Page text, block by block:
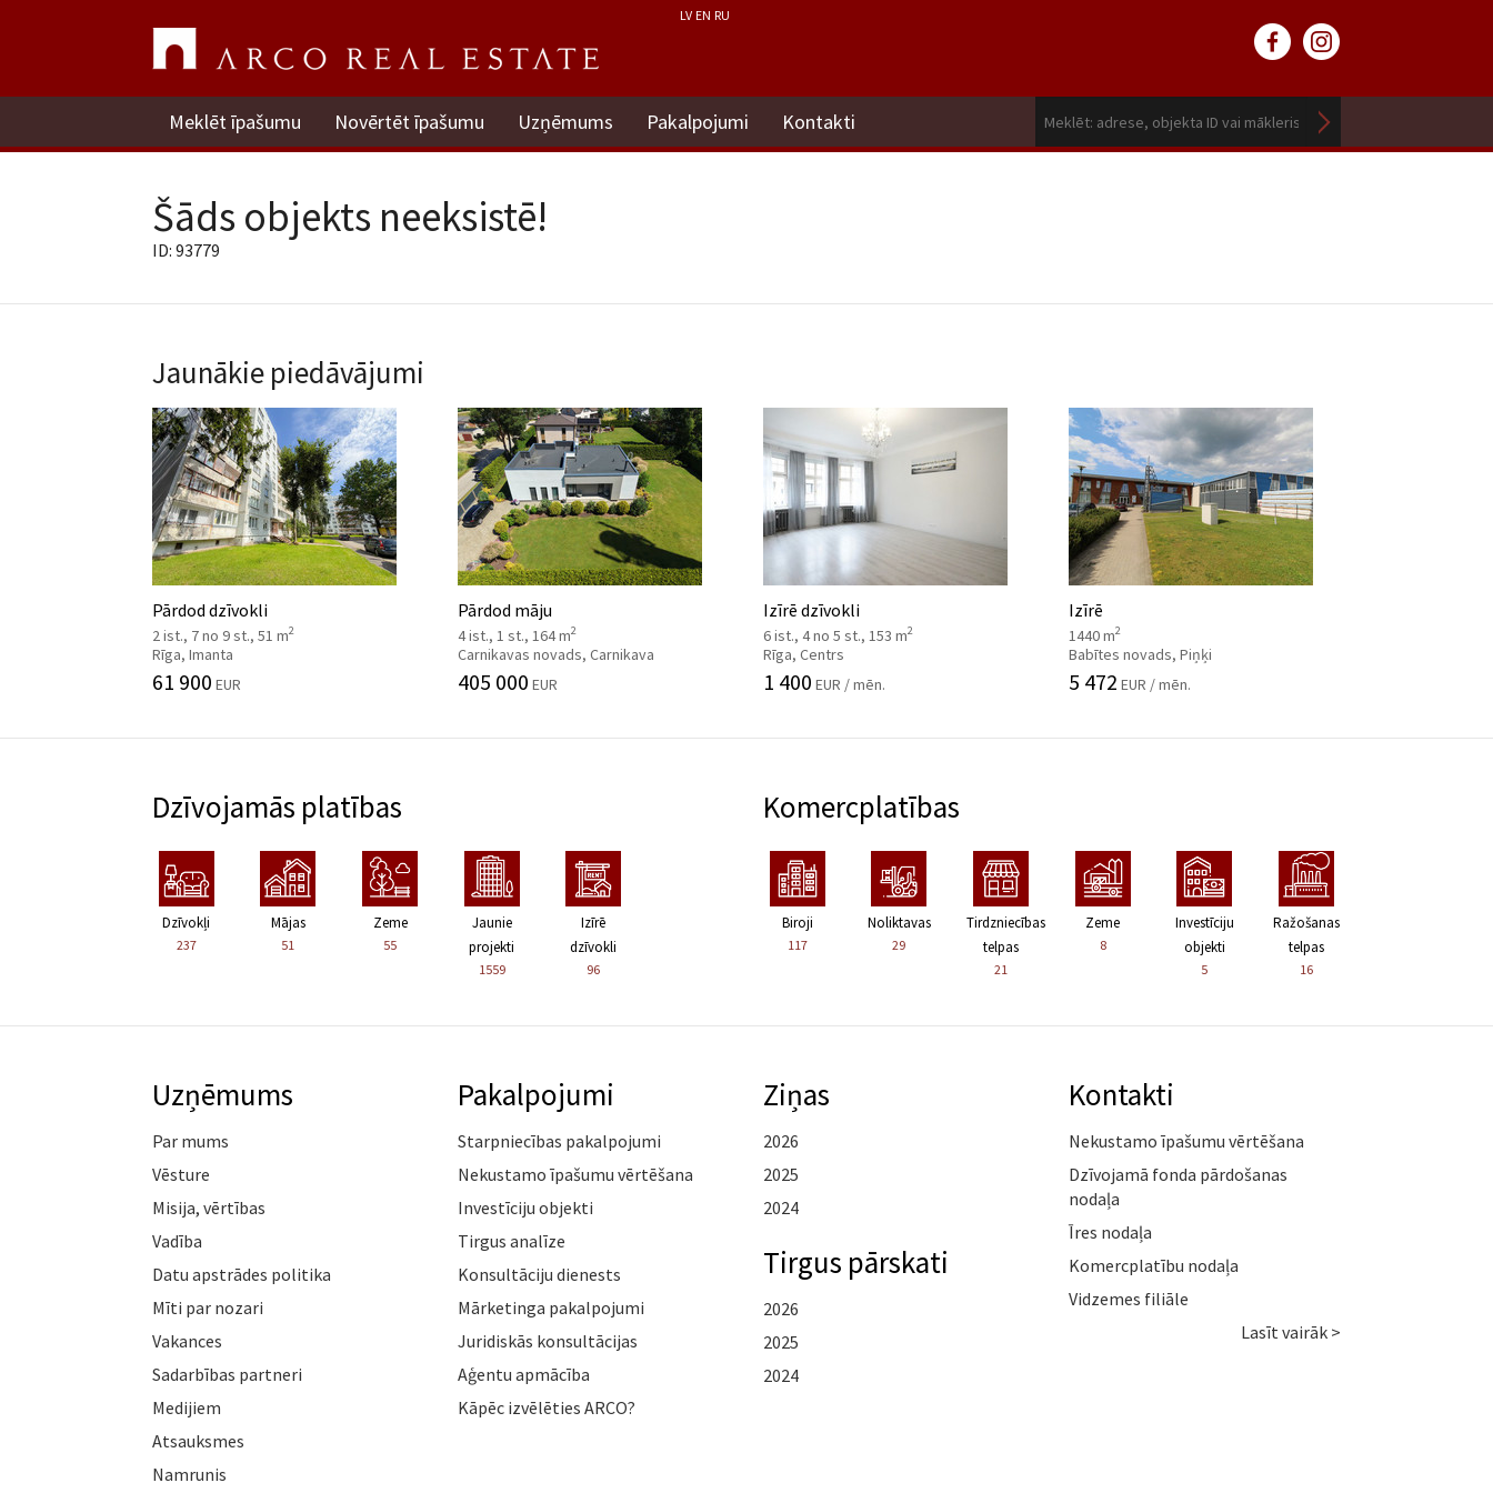
LV EN RU
Meklēt īpašumu Novērtēt īpašumu Uzņēmums Pakalpojumi Kontakti
Šāds objekts neeksistē!
ID: 93779
Jaunākie piedāvājumi
Pārdod dzīvokli
2 ist., 7 no 9 st., 51 m2
Rīga, Imanta
61 900 EUR
Pārdod māju
4 ist., 1 st., 164 m2
Carnikavas novads, Carnikava
405 000 EUR
Izīrē dzīvokli
6 ist., 4 no 5 st., 153 m2
Rīga, Centrs
1 400 EUR / mēn.
Izīrē
1440 m2
Babītes novads, Piņķi
5 472 EUR / mēn.
Dzīvojamās platības
Dzīvokļi
237
Mājas
51
Zeme
55
Jaunie
projekti
1559
Izīrē
dzīvokli
96
Komercplatības
Biroji
117
Noliktavas
29
Tirdzniecības
telpas
21
Zeme
8
Investīciju
objekti
5
Ražošanas
telpas
16
Uzņēmums
Par mums
Vēsture
Misija, vērtības
Vadība
Datu apstrādes politika
Mīti par nozari
Vakances
Sadarbības partneri
Medijiem
Atsauksmes
Namrunis
Pakalpojumi
Starpniecības pakalpojumi
Nekustamo īpašumu vērtēšana
Investīciju objekti
Tirgus analīze
Konsultāciju dienests
Mārketinga pakalpojumi
Juridiskās konsultācijas
Aģentu apmācība
Kāpēc izvēlēties ARCO?
Ziņas
2026
2025
2024
Tirgus pārskati
2026
2025
2024
Kontakti
Nekustamo īpašumu vērtēšana
Dzīvojamā fonda pārdošanas
nodaļa
Īres nodaļa
Komercplatību nodaļa
Vidzemes filiāle
Lasīt vairāk >